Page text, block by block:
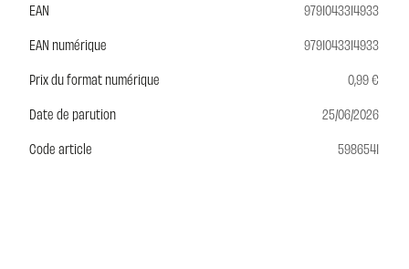
EAN
9791043314933
EAN numérique
9791043314933
Prix du format numérique
0,99 €
Date de parution
25/06/2026
Code article
5986541